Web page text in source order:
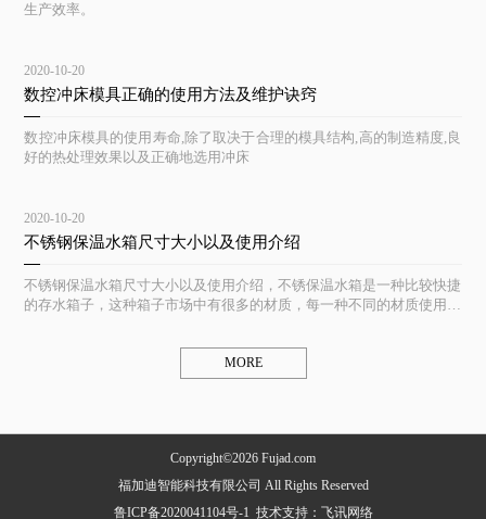
生产效率。
2020-10-20
数控冲床模具正确的使用方法及维护诀窍
数控冲床模具的使用寿命,除了取决于合理的模具结构,高的制造精度,良
好的热处理效果以及正确地选用冲床
2020-10-20
不锈钢保温水箱尺寸大小以及使用介绍
不锈钢保温水箱尺寸大小以及使用介绍，不锈保温水箱是一种比较快捷
的存水箱子，这种箱子市场中有很多的材质，每一种不同的材质使用起
MORE
Copyright©2026 Fujad.com
福加迪智能科技有限公司 All Rights Reserved
鲁ICP备2020041104号-1 技术支持： 飞讯网络